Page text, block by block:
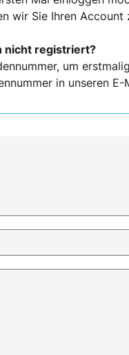
wir Sie Ihren Account
nicht registriert?
um
in unseren